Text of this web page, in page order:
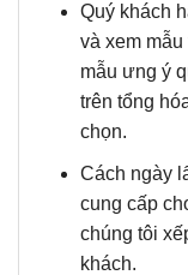
Quý khách
và xem
mẫu ưng ý
trên tổng
chọn.
Cách ngày
cung cấp
chúng tôi
khách.